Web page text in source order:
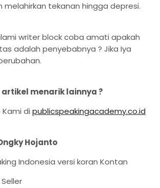
melahirkan tekanan hingga depresi.
writer block coba amati apakah
adalah penyebabnya ? Jika Iya
menarik lainnya ?
Kami di publicspeakingacademy.co.id
Hojanto
Indonesia versi koran Kontan